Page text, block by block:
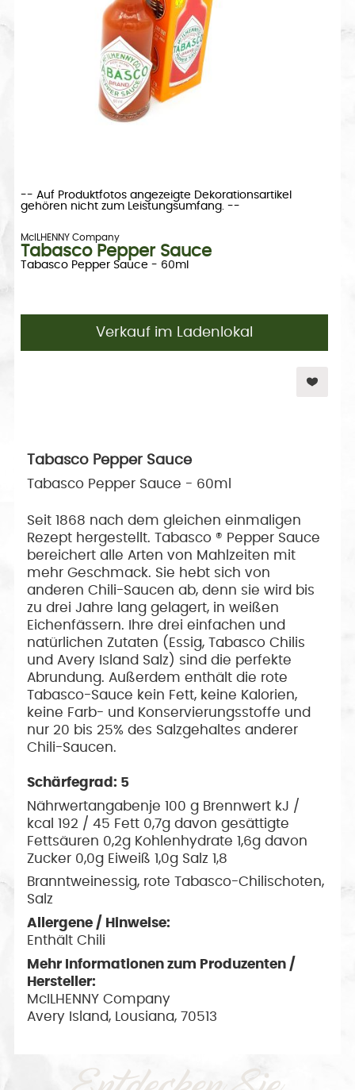
-- Auf Produktfotos angezeigte Dekorationsartikel
gehören nicht zum Leistungsumfang. --
McILHENNY Company
Tabasco Pepper Sauce
Tabasco Pepper Sauce - 60ml
Verkauf im Ladenlokal
Tabasco Pepper Sauce
Tabasco Pepper Sauce - 60ml
Seit 1868 nach dem gleichen einmaligen
Rezept hergestellt. Tabasco ® Pepper Sauce
bereichert alle Arten von Mahlzeiten mit
mehr Geschmack. Sie hebt sich von
anderen Chili-Saucen ab, denn sie wird bis
zu drei Jahre lang gelagert, in weißen
Eichenfässern. Ihre drei einfachen und
natürlichen Zutaten (Essig, Tabasco Chilis
und Avery Island Salz) sind die perfekte
Abrundung. Außerdem enthält die rote
Tabasco-Sauce kein Fett, keine Kalorien,
keine Farb- und Konservierungsstoffe und
nur 20 bis 25% des Salzgehaltes anderer
Chili-Saucen.
Schärfegrad: 5
Nährwertangabenje 100 g Brennwert kJ /
kcal 192 / 45 Fett 0,7g davon gesättigte
Fettsäuren 0,2g Kohlenhydrate 1,6g davon
Zucker 0,0g Eiweiß 1,0g Salz 1,8
Branntweinessig, rote Tabasco-Chilischoten,
Salz
Allergene / Hinweise:
Enthält Chili
Mehr Informationen zum Produzenten /
Hersteller:
McILHENNY Company
Avery Island, Lousiana, 70513